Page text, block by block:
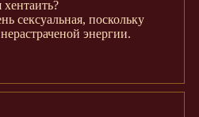
сексуальная, поскольку
энергии.